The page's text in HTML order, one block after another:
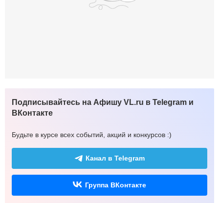
Подписывайтесь на Афишу VL.ru в Telegram и
ВКонтакте
Будьте в курсе всех событий, акций и конкурсов :)
Канал в Telegram
Группа ВКонтакте